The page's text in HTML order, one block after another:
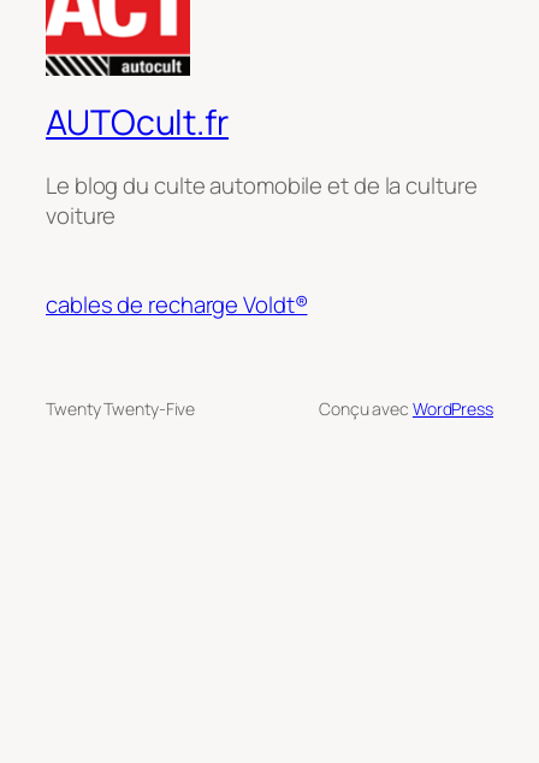
AUTOcult.fr
Le blog du culte automobile et de la culture
voiture
cables de recharge Voldt®
Twenty Twenty-Five Conçu avec WordPress